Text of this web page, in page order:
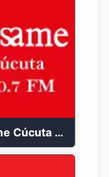
Bésame Cúcuta en vivo 2023